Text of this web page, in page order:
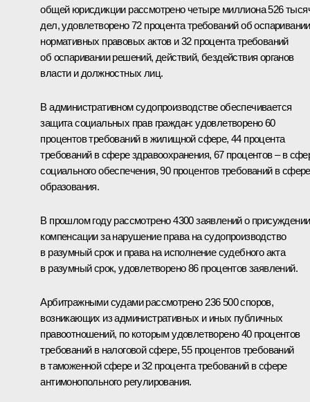
общей юрисдикции рассмотрено четыре миллиона 526
дел, удовлетворено 72 процента требований об оспаривании
нормативных правовых актов и 32 процента требований
об оспаривании решений, действий, бездействия органов
власти и должностных лиц.
В административном судопроизводстве обеспечивается
защита социальных прав граждан: удовлетворено 60
процентов требований в жилищной сфере, 44 процента
требований в сфере здравоохранения, 67 процентов – в
социального обеспечения, 90 процентов требований в сфере
образования.
В прошлом году рассмотрено 4300 заявлений о присуждении
компенсации за нарушение права на судопроизводство
в разумный срок и права на исполнение судебного акта
в разумный срок, удовлетворено 86 процентов заявлений.
Арбитражными судами рассмотрено 236 500 споров,
возникающих из административных и иных публичных
правоотношений, по которым удовлетворено 40 процентов
требований в налоговой сфере, 55 процентов требований
в таможенной сфере и 32 процента требований в сфере
антимонопольного регулирования.